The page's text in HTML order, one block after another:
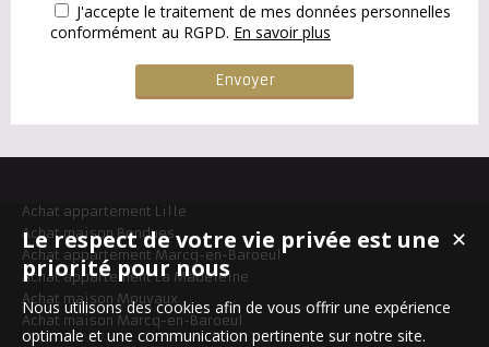
J'accepte le traitement de mes données personnelles
conformément au RGPD. En savoir plus
Achat appartement Lille
Achat maison Bondues
Achat appartement Marcq-en-Baroeul
Achat appartement La Madeleine
Achat maison Mouvaux
Achat maison Marcq-en-Baroeul
✕
Le respect de votre vie privée est une
priorité pour nous
Nous utilisons des cookies afin de vous offrir une expérience
optimale et une communication pertinente sur notre site.